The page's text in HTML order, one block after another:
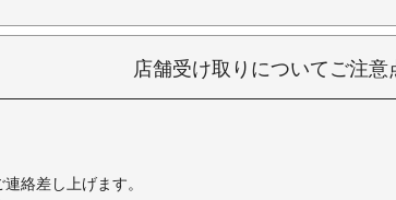
店舗受け取りについてご注意
絡差し上げます。